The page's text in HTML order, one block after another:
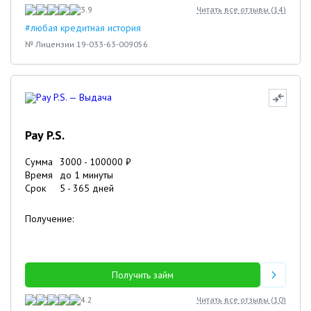
3.9 Читать все отзывы (14)
#любая кредитная история
№ Лицензии 19-033-63-009056
Pay P.S.
Сумма 3000 - 100000 ₽
Время
до 1 минуты
Срок
5 - 365 дней
Получение:
Получить займ
4.2 Читать все отзывы (10)